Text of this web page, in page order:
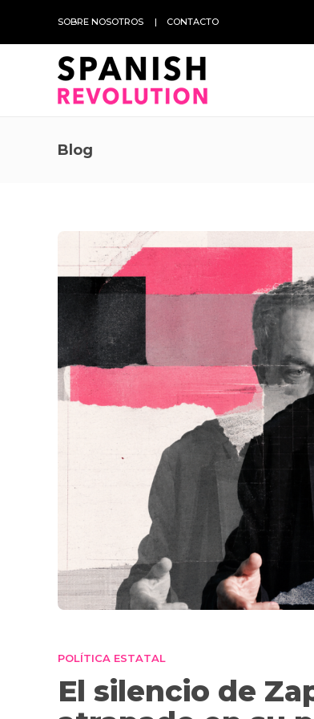
SOBRE NOSOTROS CONTACTO
Blog
POLÍTICA ESTATAL
El silencio de